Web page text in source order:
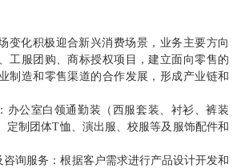
变化积极迎合新兴消费场景，业务主要方向
工服团购、商标授权项目，建立面向零售的
制造和零售渠道的合作发展，形成产业链和
办公室白领通勤装（西服套装、衬衫、裤装
定制团体T恤、演出服、校服等及服饰配件和
咨询服务：根据客户需求进行产品设计开发和